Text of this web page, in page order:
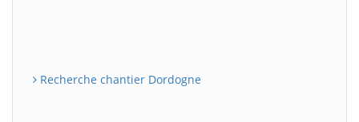
Recherche chantier Dordogne